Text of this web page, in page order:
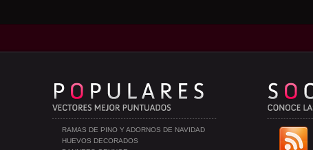
RAMAS DE PINO Y ADORNOS DE NAVIDAD
HUEVOS DECORADOS